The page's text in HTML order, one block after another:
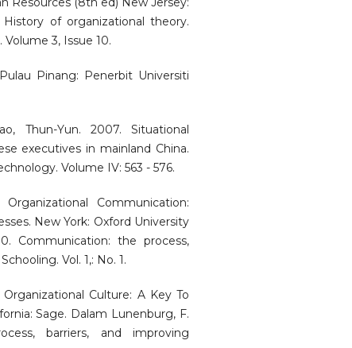
History of organizational theory.
3, Issue 10.
Pinang: Penerbit Universiti
Thun-Yun. 2007. Situational
executives in mainland China.
Volume IV: 563 - 576.
Communication:
New York: Oxford University
Communication: the process,
Vol. 1,: No. 1.
Culture: A Key To
Sage. Dalam Lunenburg, F.
barriers, and improving